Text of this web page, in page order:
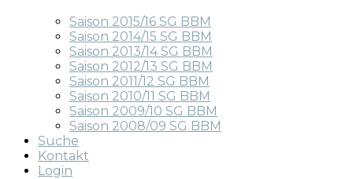
Saison 2015/16 SG BBM
Saison 2014/15 SG BBM
Saison 2013/14 SG BBM
Saison 2012/13 SG BBM
Saison 2011/12 SG BBM
Saison 2010/11 SG BBM
Saison 2009/10 SG BBM
Saison 2008/09 SG BBM
Suche
Kontakt
Login